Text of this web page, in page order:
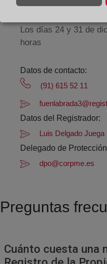
De lunes a viernes de
Los días 24 y 31 de
horas
Datos de contacto:
(91) 615 52 11
Datos del Registrador:
Luis Delgado Juega
Delegado de
dpo@corpme.es
Preguntas
Cuánto cuesta una